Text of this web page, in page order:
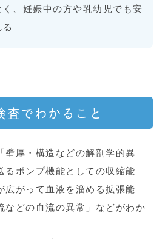
、妊娠中の方や乳幼児でも安
査でわかること
壁厚・構造などの解剖学的異
るポンプ機能としての収縮能
広がって血液を溜める拡張能
などの血流の異常」などがわか